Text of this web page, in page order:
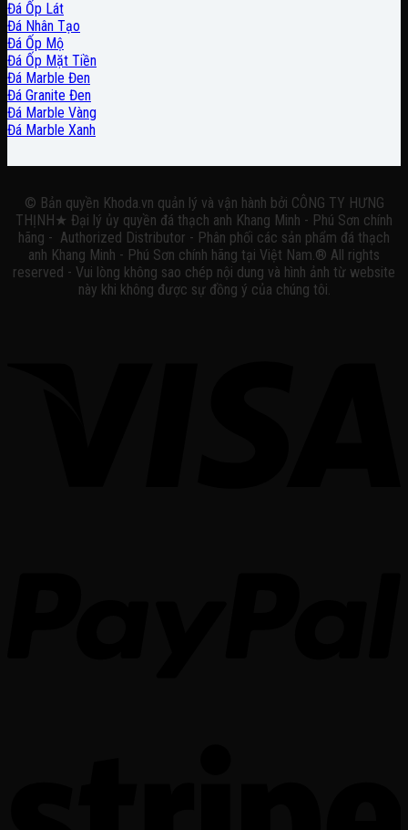
Đá Ốp Lát
Đá Nhân Tạo
Đá Ốp Mộ
Đá Ốp Mặt Tiền
Đá Marble Đen
Đá Granite Đen
Đá Marble Vàng
Đá Marble Xanh
© Bản quyền Khoda.vn quản lý và vận hành bởi CÔNG TY HƯNG
THỊNH★ Đại lý ủy quyền đá thạch anh Khang Minh - Phú Sơn chính
hãng - Authorized Distributor - Phân phối các sản phẩm đá thạch
anh Khang Minh - Phú Sơn chính hãng tại Việt Nam.® All rights
reserved - Vui lòng không sao chép nội dung và hình ảnh từ website
này khi không được sự đồng ý của chúng tôi.